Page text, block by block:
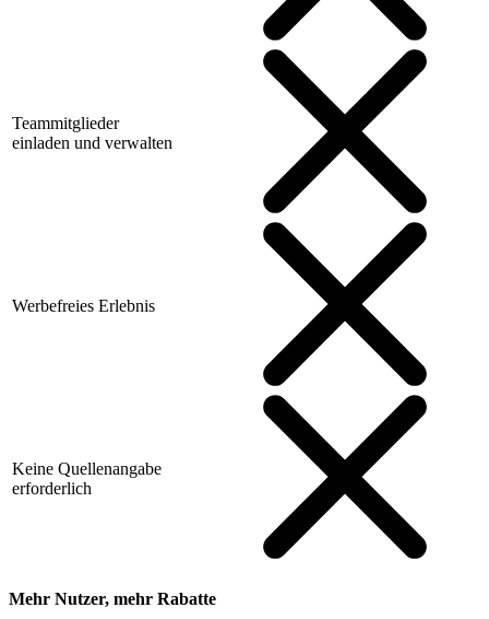
Teammitglieder
einladen und verwalten
Werbefreies Erlebnis
Keine Quellenangabe
erforderlich
Mehr Nutzer, mehr Rabatte